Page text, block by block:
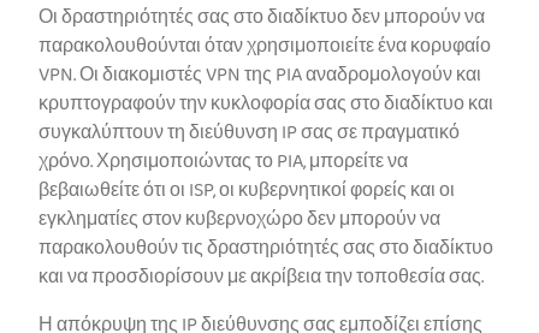
Οι δραστηριότητές σας στο διαδίκτυο δεν μπορούν να
παρακολουθούνται όταν χρησιμοποιείτε ένα κορυφαίο
VPN. Οι διακομιστές VPN της PIA αναδρομολογούν και
κρυπτογραφούν την κυκλοφορία σας στο διαδίκτυο και
συγκαλύπτουν τη διεύθυνση IP σας σε πραγματικό
χρόνο. Χρησιμοποιώντας το PIA, μπορείτε να
βεβαιωθείτε ότι οι ISP, οι κυβερνητικοί φορείς και οι
εγκληματίες στον κυβερνοχώρο δεν μπορούν να
παρακολουθούν τις δραστηριότητές σας στο διαδίκτυο
και να προσδιορίσουν με ακρίβεια την τοποθεσία σας.